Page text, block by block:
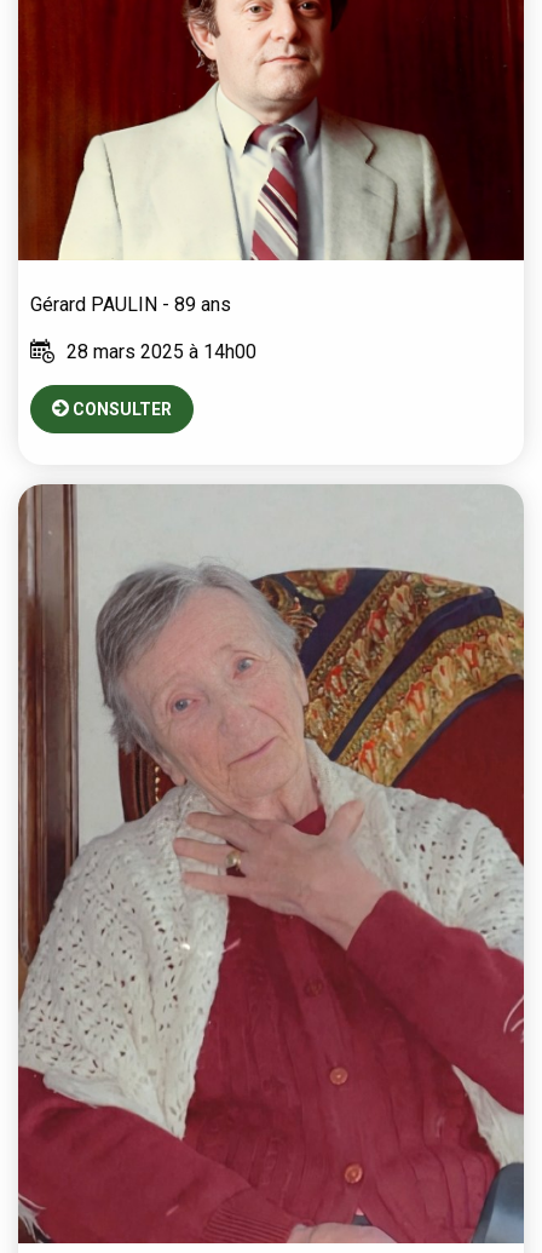
Gérard PAULIN - 89 ans
28 mars 2025 à 14h00
CONSULTER